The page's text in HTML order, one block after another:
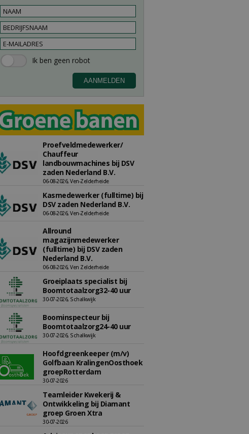
Proefveldmedewerker/
Chauffeur
landbouwmachines bij DSV
zaden Nederland B.V.
06-08-2026, Ven-Zelderheide
Kasmedewerker (fulltime) bij
DSV zaden Nederland B.V.
06-08-2026, Ven-Zelderheide
Allround
magazijnmedewerker
(fulltime) bij DSV zaden
Nederland B.V.
06-08-2026, Ven Zelderheide
Groeiplaats specialist bij
Boomtotaalzorg32-40 uur
30-07-2026, Schalkwijk
Boominspecteur bij
Boomtotaalzorg24-40 uur
30-07-2026, Schalkwijk
Hoofdgreenkeeper (m/v)
Golfbaan KralingenOosthoek
groepRotterdam
30-07-2026
Teamleider Kwekerij &
Ontwikkeling bij Diamant
groep Groen Xtra
30-07-2026